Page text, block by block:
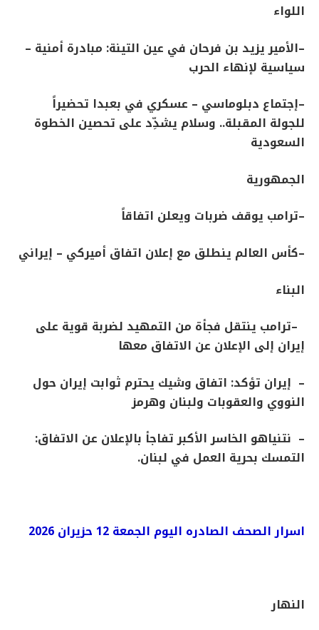
اللواء
–الأمير يزيد بن فرحان في عين التينة: مبادرة أمنية –
سياسية لإنهاء الحرب
–إجتماع دبلوماسي – عسكري في بعبدا تحضيراً
للجولة المقبلة.. وسلام يشدِّد على تحصين الخطوة
السعودية
الجمهورية
–ترامب يوقف ضربات ويعلن اتفاقاً
–كأس العالم ينطلق مع إعلان اتفاق أميركي – إيراني
البناء
–ترامب ينتقل فجأة من التمهيد لضربة قوية على
إيران إلى الإعلان عن الاتفاق معها
– إيران تؤكد: اتفاق وشيك يحترم ثوابت إيران حول
النووي والعقوبات ولبنان وهرمز
– نتنياهو الخاسر الأكبر تفاجأ بالإعلان عن الاتفاق:
التمسك بحرية العمل في لبنان.
اسرار الصحف الصادره اليوم الجمعة 12 حزيران 2026
النهار